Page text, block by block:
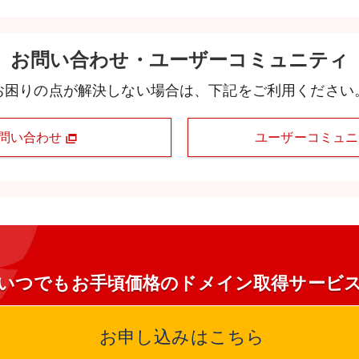
お問い合わせ・ユーザーコミュニティ
困りの点が解決しない場合は、下記をご利用ください
い合わせ ユーザーコミュニ
つでもお手頃価格のドメイン取得サービス
お申し込みはこちら